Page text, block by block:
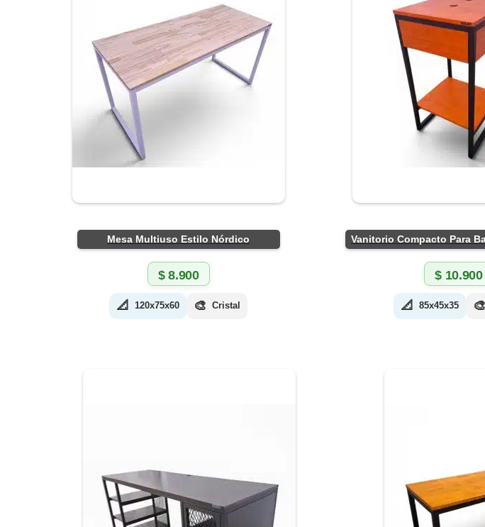
Mesa Multiuso Estilo Nórdico
$8.900
📐 120x75x60 🎨 Cristal
$10.900
📐 85x45x35 🎨